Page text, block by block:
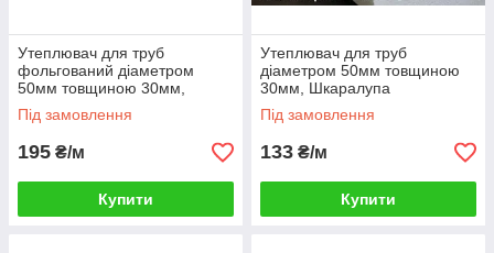
Утеплювач для труб
фольгований діаметром
50мм товщиною 30мм,
Шкаралупа СКП503035
пінопласт ПСБ-С-35
Під замовлення
195 ₴/м
Купити
Утеплювач для труб
діаметром 50мм товщиною
30мм, Шкаралупа
СКП503035 пінопласт ПСБ-
С-35
Під замовлення
133 ₴/м
Купити